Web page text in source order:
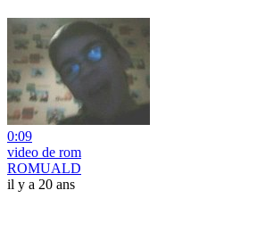
0:09
video de rom
ROMUALD
il y a 20 ans